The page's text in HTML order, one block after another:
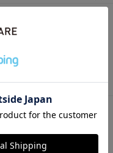
水流）